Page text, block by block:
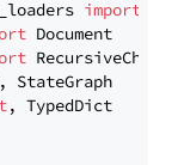
import
, TypedDict